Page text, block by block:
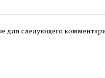
для следующего